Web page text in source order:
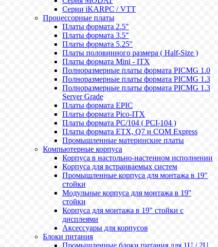
Серии iKARPC / VTT
Процессорные платы
Платы формата 2.5"
Платы формата 3.5"
Платы формата 5.25"
Платы половинного размера ( Half-Size )
Платы формата Mini - ITX
Полноразмерные платы формата PICMG 1.0
Полноразмерные платы формата PICMG 1.3
Полноразмерные платы формата PICMG 1.3
Server Grade
Платы формата EPIC
Платы формата Pico-ITX
Платы формата PC/104 ( PCI-104 )
Платы формата ETX, Q7 и COM Express
Промышленные материнские платы
Компьютерные корпуса
Корпуса в настольно-настенном исполнении
Корпуса для встраиваемых систем
Промышленные корпуса для монтажа в 19"
стойки
Модульные корпуса для монтажа в 19''
стойки
Корпуса для монтажа в 19" стойки с
дисплеями
Аксессуары для корпусов
Блоки питания
Промышленные блоки питания для 1U / 2U